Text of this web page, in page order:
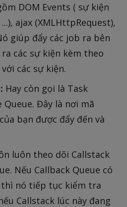
DOM Events ( sự kiện
ajax (XMLHttpRequest),
giúp đẩy các job ra bên
các sự kiện kèm theo
các sự kiện.
Hay còn gọi là Task
Queue. Đây là nơi mã
bạn được đẩy đến và
luôn theo dõi Callstack
Nếu Callback Queue có
nó tiếp tục kiểm tra
Callstack lúc này đang